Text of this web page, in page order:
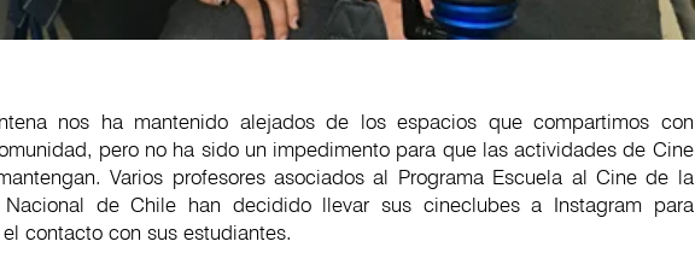
nos ha mantenido alejados de los espacios que compartimos con
pero no ha sido un impedimento para que las actividades de Cine
Varios profesores asociados al Programa Escuela al Cine de la
Nacional de Chile han decidido llevar sus cineclubes a Instagram para
contacto con sus estudiantes.